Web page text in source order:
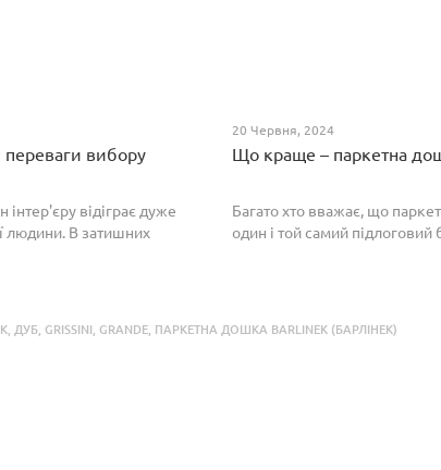
переваги вибору
інтер'єру відіграє дуже
людини. В затишних
20 Червня, 2024
Що краще – паркетна
Багато хто вважає, що
один і той самий
ДУБ GRISSINI GRANDE ПАРКЕТНА ДОШКА BARLINEK (БАРЛІНЕК)